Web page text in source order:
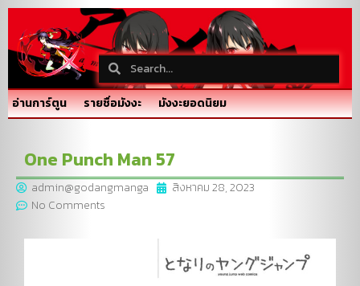
อ่านการ์ตูน รายชื่อมังงะ มังงะยอดนิยม
One Punch Man 57
admin@godangmanga
สิงหาคม 28, 2023
No Comments